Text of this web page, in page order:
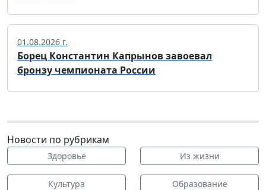
01.08.2026 г.
Борец Константин Капрынов завоевал
бронзу чемпионата России
Новости по рубрикам
Здоровье Из жизни
Культура Образование